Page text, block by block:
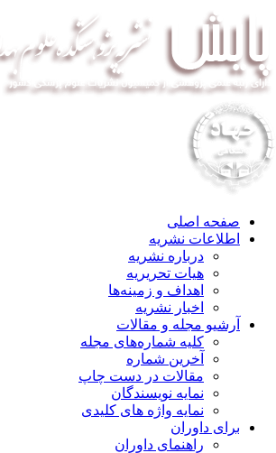
صفحه اصلی
اطلاعات نشریه
درباره نشریه
هیات تحریریه
اهداف و زمینه‌ها
اخبار نشریه
آرشیو مجله و مقالات
کلیه شماره‌های مجله
آخرین شماره
مقالات در دست چاپ
نمایه نویسندگان
نمایه واژه های کلیدی
برای داوران
راهنمای داوران